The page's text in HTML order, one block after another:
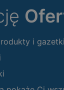
i gazetki